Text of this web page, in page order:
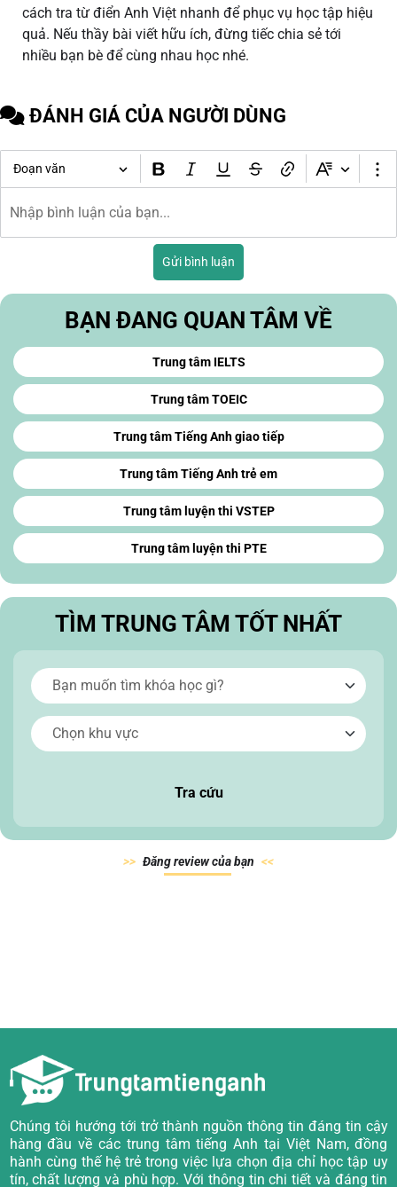
cách tra từ điển Anh Việt nhanh để phục vụ học tập hiệu
quả. Nếu thầy bài viết hữu ích, đừng tiếc chia sẻ tới
nhiều bạn bè để cùng nhau học nhé.
ĐÁNH GIÁ CỦA NGƯỜI DÙNG
Đoạn văn
Gửi bình luận
BẠN ĐANG QUAN TÂM VỀ
Trung tâm IELTS
Trung tâm TOEIC
Trung tâm Tiếng Anh giao tiếp
Trung tâm Tiếng Anh trẻ em
Trung tâm luyện thi VSTEP
Trung tâm luyện thi PTE
TÌM TRUNG TÂM TỐT NHẤT
Tra cứu
Đăng review củabạn
Chúng tôi hướng tới trở thành nguồn thông tin đáng tin cậy
hàng đầu về các trung tâm tiếng Anh tại Việt Nam, đồng
hành cùng thế hệ trẻ trong việc lựa chọn địa chỉ học tập uy
tín, chất lượng và phù hợp. Với thông tin chi tiết và đáng tin